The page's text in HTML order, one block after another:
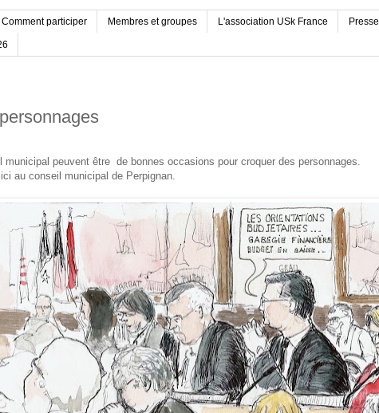
Comment participer Membres et groupes L'association USk France Presse
municipal peuvent être de bonnes occasions pour croquer des personnages.
au conseil municipal de Perpignan.